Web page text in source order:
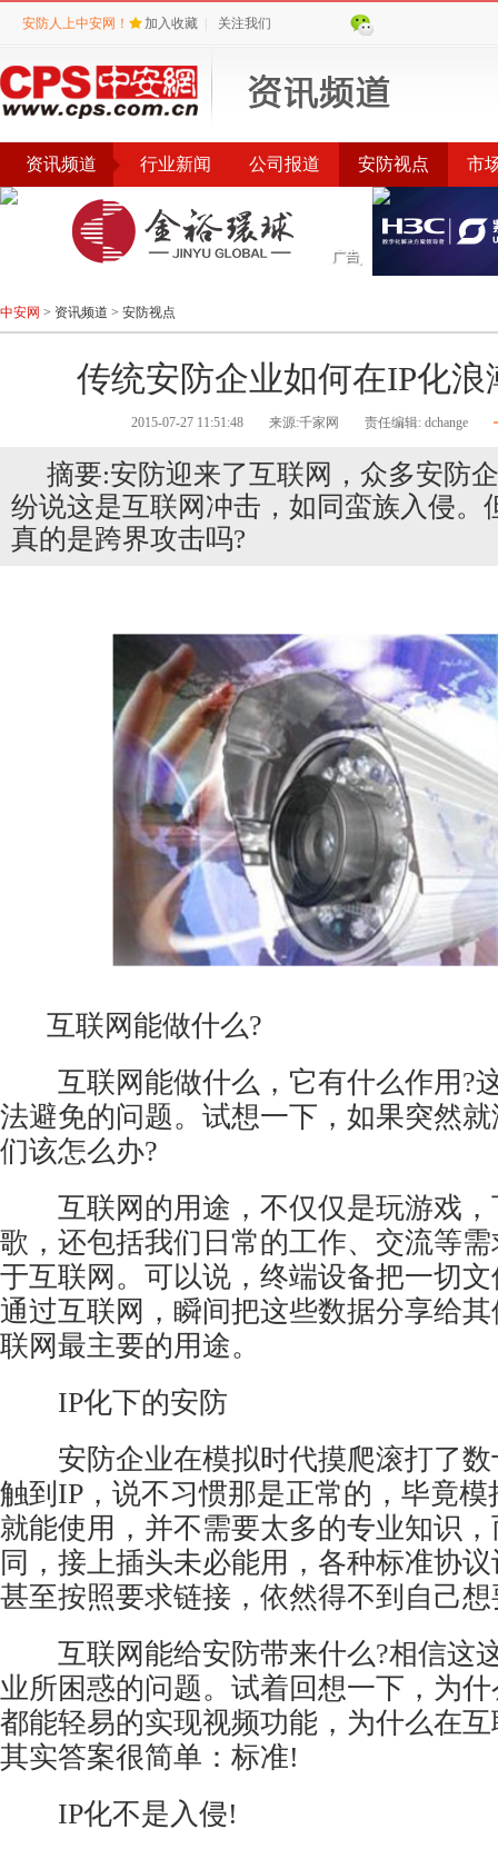
安防人上中安网！ 加入收藏 关注我们
资讯频道 行业新闻 公司报道 安防视点 市
公告 评选 榜单
中安网 > 资讯频道 > 安防视点
传统安防企业如何在IP化浪
2015-07-27 11:51:48 来源:千家网 责任编辑: dchange
摘要:安防迎来了互联网，众多安防
纷说这是互联网冲击，如同蛮族入侵。
真的是跨界攻击吗?
互联网能做什么?
互联网能做什么，它有什么作用?
法避免的问题。试想一下，如果突然
们该怎么办?
互联网的用途，不仅仅是玩游戏，
歌，还包括我们日常的工作、交流等
于互联网。可以说，终端设备把一切
通过互联网，瞬间把这些数据分享给
联网最主要的用途。
IP化下的安防
安防企业在模拟时代摸爬滚打了数
触到IP，说不习惯那是正常的，毕竟
就能使用，并不需要太多的专业知识
同，接上插头未必能用，各种标准协
甚至按照要求链接，依然得不到自己
互联网能给安防带来什么?相信这
业所困惑的问题。试着回想一下，为
都能轻易的实现视频功能，为什么在
其实答案很简单：标准!
IP化不是入侵!